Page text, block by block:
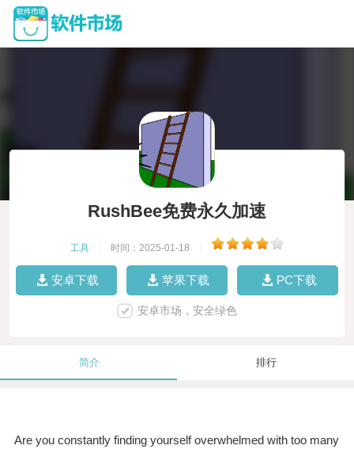
RushBee免费永久加速
工具 时间：2025-01-18
安卓下载 苹果下载 PC下载
安卓市场，安全绿色
简介 排行
Are you constantly finding yourself overwhelmed with too many